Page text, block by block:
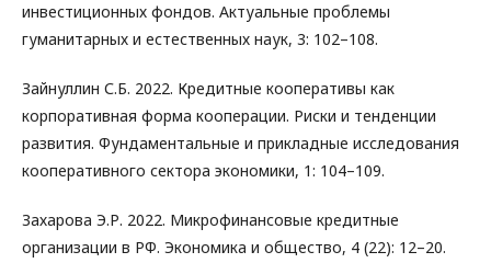
инвестиционных фондов. Актуальные проблемы
гуманитарных и естественных наук, 3: 102–108.
Зайнуллин С.Б. 2022. Кредитные кооперативы как
корпоративная форма кооперации. Риски и тенденции
развития. Фундаментальные и прикладные исследования
кооперативного сектора экономики, 1: 104–109.
Захарова Э.Р. 2022. Микрофинансовые кредитные
организации в РФ. Экономика и общество, 4 (22): 12–20.